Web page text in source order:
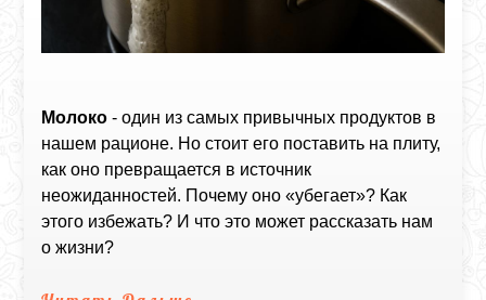
Молоко - один из самых привычных продуктов в
нашем рационе. Но стоит его поставить на плиту,
как оно превращается в источник
неожиданностей. Почему оно «убегает»? Как
этого избежать? И что это может рассказать нам
о жизни?